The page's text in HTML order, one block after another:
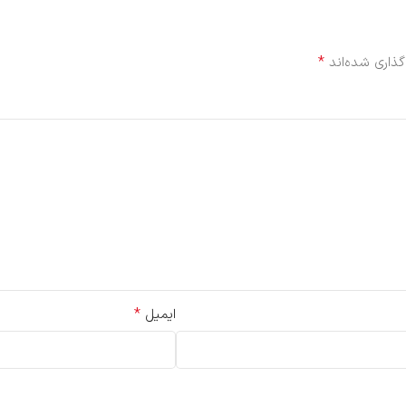
شده‌اند *
ایمیل *